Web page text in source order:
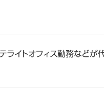
イトオフィス勤務などが